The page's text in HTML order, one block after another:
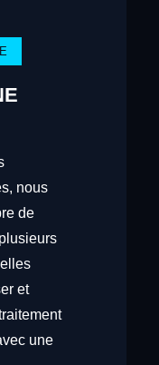
nous
de
et
une